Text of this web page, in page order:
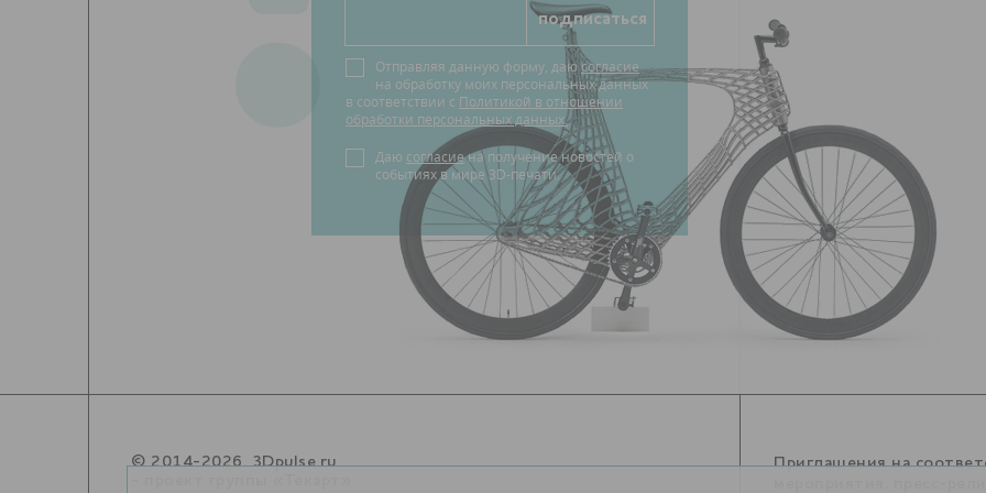
Отправляя данную форму, даюсогласие
на обработку моих персональных данных
в соответствии с Политикой в отношении
обработки персональных данных.
Даю согласиена получение новостей о
событиях в мире 3D-печати.
© 2014-2026. 3Dpulse.ru
Приглашения на